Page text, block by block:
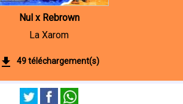
Nul x Rebrown
La Xarom
49 téléchargement(s)